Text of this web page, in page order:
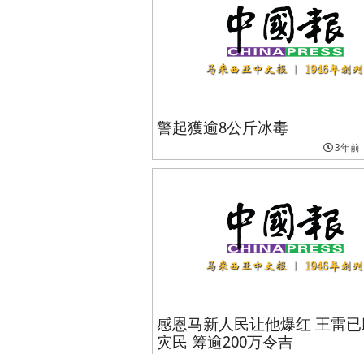
警起獲逾8公斤冰毒
3年前
感恩马新人民让他爆红 王雷
灾民 筹逾200万令吉